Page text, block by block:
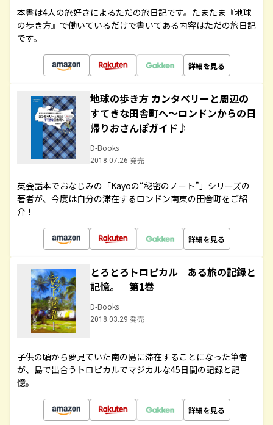
本書は4人の旅好きによるただの旅日記です。たまたま『地球
の歩き方』で働いているだけで書いてある内容はただの旅日記
です。
詳細を見る
地球の歩き方 カンタベリーと周辺の
すてきな田舎町へ～ロンドンからの日
帰りおさんぽガイド♪
D-Books
2018.07.26 発売
英会話本でおなじみの「Kayoの“秘密のノート”」シリーズの
著者が、今度は自分の滞在するロンドン南東の田舎町をご紹
介！
詳細を見る
とろとろトロピカル ある旅の記録と
記憶。 第1巻
D-Books
2018.03.29 発売
子供の頃から夢見ていた南の島に滞在することになった筆者
が、島で出合うトロピカルでマジカルな45日間の記録と記
憶。
詳細を見る